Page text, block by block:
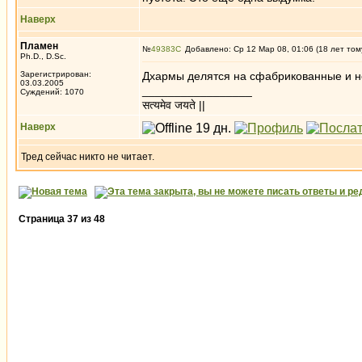
Наверх
Пламен
Ph.D., D.Sc.
Зарегистрирован:
03.03.2005
Суждений: 1070
№49383 Добавлено: Ср 12 Мар 08, 01:06 (18 лет
Дхармы делятся на сфабрикованные и
सत्यमेव जयते ||
Наверх
Тред сейчас никто не читает.
Страница 37 из 48